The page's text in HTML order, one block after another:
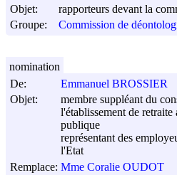
Objet:
rapporteurs devant la
Groupe:
Commission de
De:
Emmanuel BROSSIER
Objet:
membre suppléant du
l'établissement de
publique
représentant des
l'Etat
Remplace: Mme Coralie OUDOT
nomination